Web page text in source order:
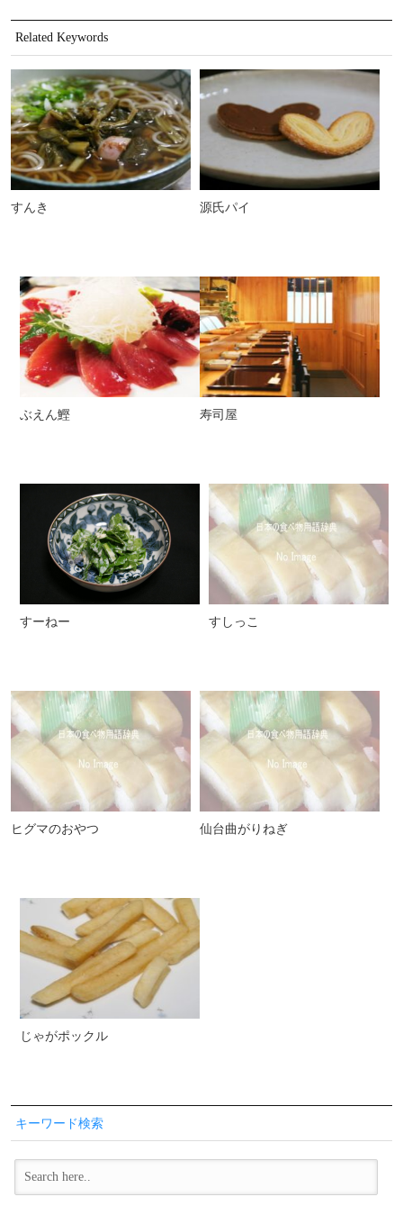
Related Keywords
すんき 源氏パイ
ぶえん鰹 寿司屋
すーねー すしっこ
ヒグマのおやつ 仙台曲がりねぎ
じゃがポックル
キーワード検索